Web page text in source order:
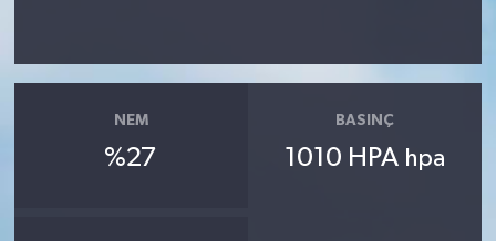
NEM
%27
BASINÇ
1010 HPA hpa